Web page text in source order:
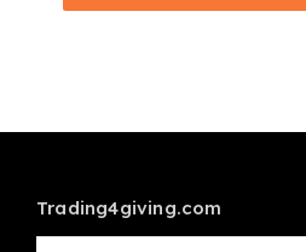
Trading4giving.com